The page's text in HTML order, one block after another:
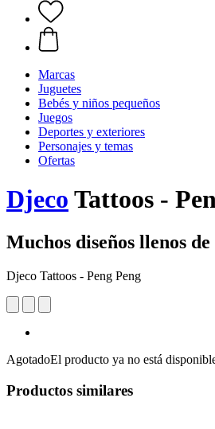
Marcas
Juguetes
Bebés y niños pequeños
Juegos
Deportes y exteriores
Personajes y temas
Ofertas
Djeco Tattoos -
Muchos diseños llenos
Djeco Tattoos - Peng Peng
AgotadoEl producto ya no está
Productos similares